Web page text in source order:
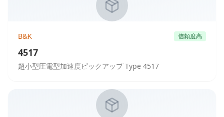
B&K 信頼度高
4517
超小型圧電型加速度ピックアップ Type 4517